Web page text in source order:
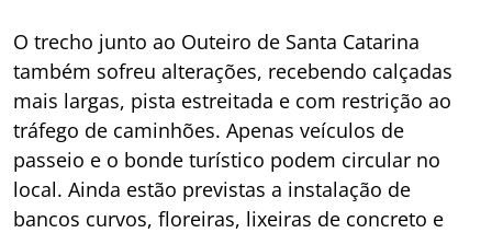
O trecho junto ao Outeiro de Santa Catarina
também sofreu alterações, recebendo calçadas
mais largas, pista estreitada e com restrição ao
tráfego de caminhões. Apenas veículos de
passeio e o bonde turístico podem circular no
local. Ainda estão previstas a instalação de
bancos curvos, floreiras, lixeiras de concreto e